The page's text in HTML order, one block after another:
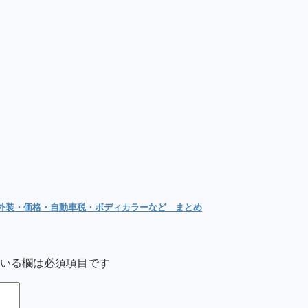
装・価格・自動車税・ボディカラーなど まとめ
る欄は必須項目です